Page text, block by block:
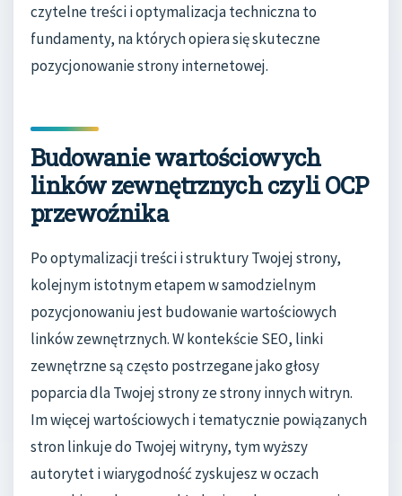
czytelne treści i optymalizacja techniczna to
fundamenty, na których opiera się skuteczne
pozycjonowanie strony internetowej.
Budowanie wartościowych
linków zewnętrznych czyli OCP
przewoźnika
Po optymalizacji treści i struktury Twojej strony,
kolejnym istotnym etapem w samodzielnym
pozycjonowaniu jest budowanie wartościowych
linków zewnętrznych. W kontekście SEO, linki
zewnętrzne są często postrzegane jako głosy
poparcia dla Twojej strony ze strony innych witryn.
Im więcej wartościowych i tematycznie powiązanych
stron linkuje do Twojej witryny, tym wyższy
autorytet i wiarygodność zyskujesz w oczach